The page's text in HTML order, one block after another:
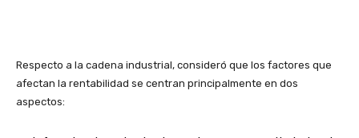
Respecto a la cadena industrial, consideró que los factores que
afectan la rentabilidad se centran principalmente en dos
aspectos: